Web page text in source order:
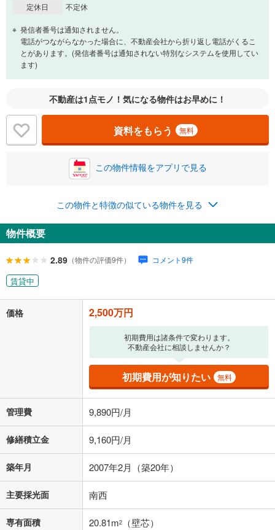
定休日
不定休
発信者番号は通知されません。
電話がつながらなかった場合に、不動産会社から折り返し電話がくるこ
とがあります。(発信者番号は通知されない特別なシステムを使用してい
ます)
不動産は1点モノ！気になる物件はお早めに！
資料をもらう 無料
この物件情報をアプリで見る
この物件と特徴の似ている物件を見る
物件概要
2.89 （物件の評価9件） コメント9件
賃貸中
価格 2,500万円
初期費用は諸条件で変わります。
不動産会社に相談しませんか？
初期費用が知りたい 無料
管理費 9,890円/月
修繕積立金 9,160円/月
築年月 2007年2月（築20年）
主要採光面 南西
専有面積 20.81m2
（壁芯）